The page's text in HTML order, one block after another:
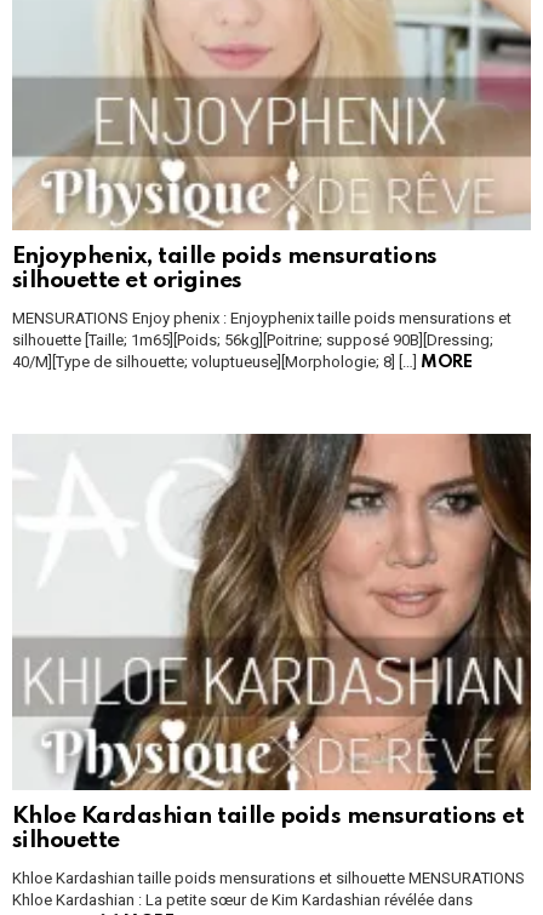
Enjoyphenix, taille poids mensurations
silhouette et origines
MENSURATIONS Enjoy phenix : Enjoyphenix taille poids mensurations et
silhouette [Taille; 1m65][Poids; 56kg][Poitrine; supposé 90B][Dressing;
40/M][Type de silhouette; voluptueuse][Morphologie; 8] […] MORE
Khloe Kardashian taille poids mensurations et
silhouette
Khloe Kardashian taille poids mensurations et silhouette MENSURATIONS
Khloe Kardashian : La petite sœur de Kim Kardashian révélée dans